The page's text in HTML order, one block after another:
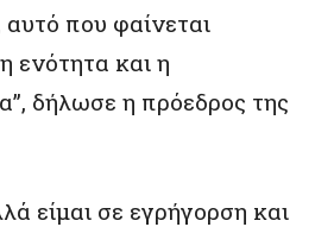
αυτό που φαίνεται
ενότητα και η
δήλωσε η πρόεδρος της
είμαι σε εγρήγορση και